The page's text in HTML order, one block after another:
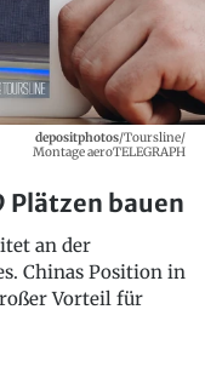
depositphotos/Toursline/
Montage aeroTELEGRAPH
Plätzen bauen
an der
Chinas Position in
Vorteil für